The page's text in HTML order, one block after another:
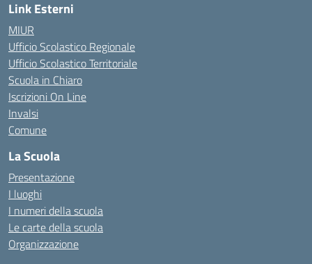
Link Esterni
MIUR
Ufficio Scolastico Regionale
Ufficio Scolastico Territoriale
Scuola in Chiaro
Iscrizioni On Line
Invalsi
Comune
La Scuola
Presentazione
I luoghi
I numeri della scuola
Le carte della scuola
Organizzazione